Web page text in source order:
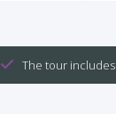
The tour includes